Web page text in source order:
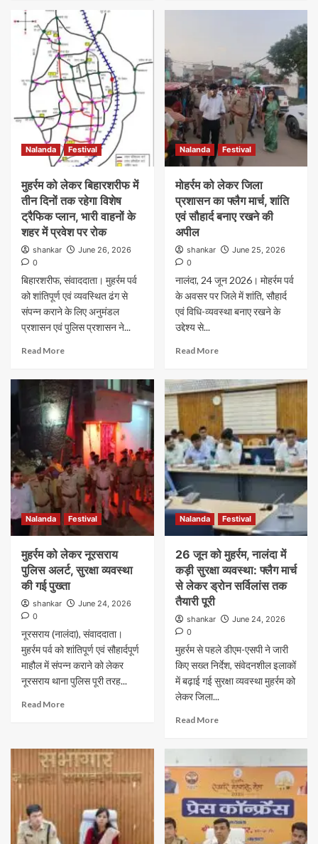
Nalanda Festival
मुहर्रम को लेकर बिहारशरीफ में
तीन दिनों तक रहेगा विशेष
ट्रैफिक प्लान, भारी वाहनों के
शहर में प्रवेश पर रोक
shankar
June 26, 2026
0
बिहारशरीफ, संवाददाता। मुहर्रम पर्व
को शांतिपूर्ण एवं व्यवस्थित ढंग से
संपन्न कराने के लिए अनुमंडल
प्रशासन एवं पुलिस प्रशासन ने...
Read More
Nalanda Festival
मोहर्रम को लेकर जिला
प्रशासन का फ्लैग मार्च, शांति
एवं सौहार्द बनाए रखने की
अपील
shankar
June 25, 2026
0
नालंदा, 24 जून 2026। मोहर्रम पर्व
के अवसर पर जिले में शांति, सौहार्द
एवं विधि-व्यवस्था बनाए रखने के
उद्देश्य से...
Read More
Nalanda Festival
मुहर्रम को लेकर नूरसराय
पुलिस अलर्ट, सुरक्षा व्यवस्था
की गई पुख्ता
shankar
June 24, 2026
0
नूरसराय (नालंदा), संवाददाता।
मुहर्रम पर्व को शांतिपूर्ण एवं सौहार्दपूर्ण
माहौल में संपन्न कराने को लेकर
नूरसराय थाना पुलिस पूरी तरह...
Read More
Nalanda Festival
26 जून को मुहर्रम, नालंदा में
कड़ी सुरक्षा व्यवस्था: फ्लैग मार्च
से लेकर ड्रोन सर्विलांस तक
तैयारी पूरी
shankar
June 24, 2026
0
मुहर्रम से पहले डीएम-एसपी ने जारी
किए सख्त निर्देश, संवेदनशील इलाकों
में बढ़ाई गई सुरक्षा व्यवस्था मुहर्रम को
लेकर जिला...
Read More